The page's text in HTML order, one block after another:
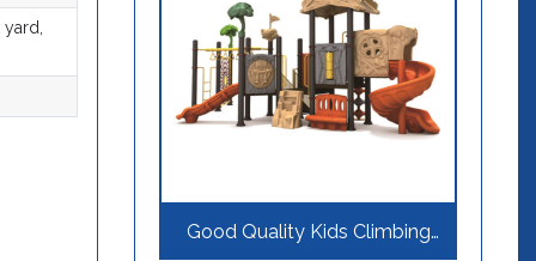
Good Quality Kids Climbing